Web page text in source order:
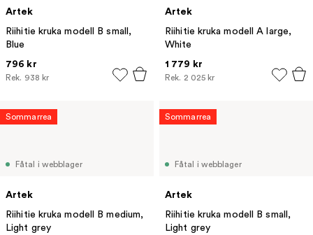
Artek
Riihitie kruka modell B small,
Blue
796 kr
Rek. 938 kr
Artek
Riihitie kruka modell A large,
White
1 779 kr
Rek. 2 025 kr
Fåtal i webblager
Artek
Riihitie kruka modell B medium,
Light grey
Sommarrea
Fåtal i webblager
Artek
Riihitie kruka modell B small,
Light grey
Sommarrea